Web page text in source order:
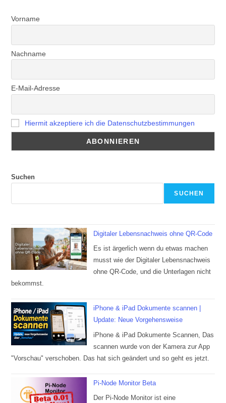
Vorname
Nachname
E-Mail-Adresse
Hiermit akzeptiere ich die Datenschutzbestimmungen
Suchen
SUCHEN
Digitaler Lebensnachweis ohne QR-Code
Es ist ärgerlich wenn du etwas machen
musst wie der Digitaler Lebensnachweis
ohne QR-Code, und die Unterlagen nicht
bekommst.
iPhone & iPad Dokumente scannen |
Update: Neue Vorgehensweise
iPhone & iPad Dokumente Scannen, Das
scannen wurde von der Kamera zur App
"Vorschau" verschoben. Das hat sich geändert und so geht es jetzt.
Pi-Node Monitor Beta
Der Pi-Node Monitor ist eine